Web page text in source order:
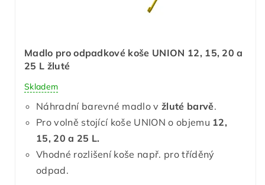
Madlo pro odpadkové koše UNION 12, 15, 20 a
25 L žluté
Skladem
Náhradní barevné madlo v žluté barvě.
Pro volně stojící koše UNION o objemu 12,
15, 20 a 25 L.
Vhodné rozlišení koše např. pro tříděný
odpad.